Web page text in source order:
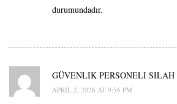
durumundadır.
GÜVENLIK PERSONELI
APRIL 2, 2026 AT 9:56 PM